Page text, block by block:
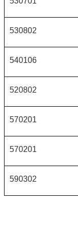
530802
540106
520802
570201
570201
590302